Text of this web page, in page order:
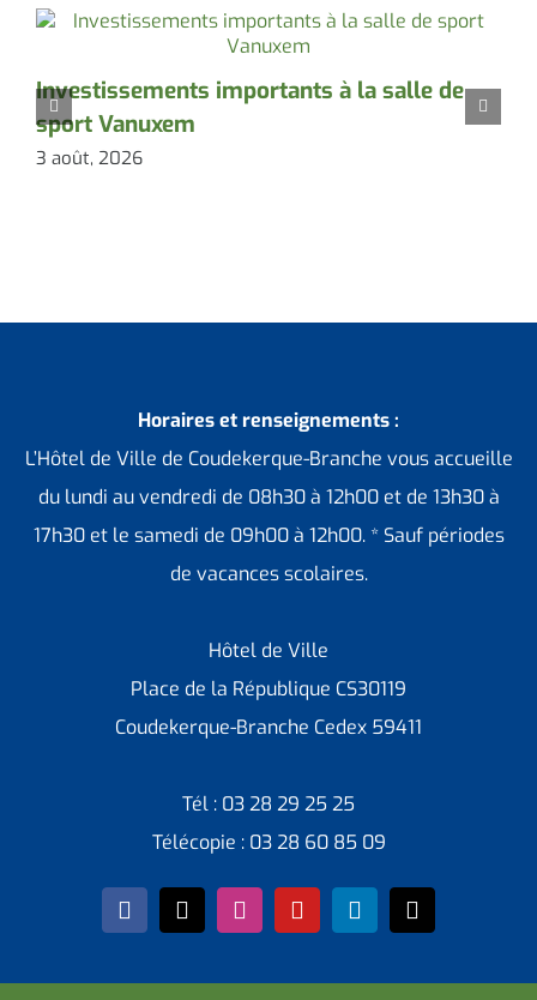
Investissements importants à la salle de
sport Vanuxem
3 août, 2026
Horaires et renseignements :
L’Hôtel de Ville de Coudekerque-Branche vous accueille
du lundi au vendredi de 08h30 à 12h00 et de 13h30 à
17h30 et le samedi de 09h00 à 12h00. * Sauf périodes
de vacances scolaires.
Hôtel de Ville
Place de la République CS30119
Coudekerque-Branche Cedex 59411
Tél : 03 28 29 25 25
Télécopie : 03 28 60 85 09